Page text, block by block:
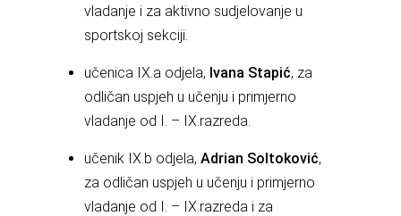
vladanje i za aktivno sudjelovanje u
sportskoj sekciji.
učenica IX.a odjela, Ivana Stapić, za
odličan uspjeh u učenju i primjerno
vladanje od I. – IX.razreda.
učenik IX.b odjela, Adrian Soltoković,
za odličan uspjeh u učenju i primjerno
vladanje od I. – IX.razreda i za